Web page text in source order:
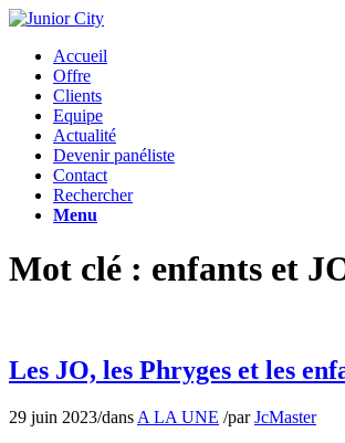
Accueil
Offre
Clients
Equipe
Actualité
Devenir panéliste
Contact
Rechercher
Menu
Mot clé : enfants et
Les JO, les Phryges et les
29 juin 2023/dans A LA UNE /parJcMaster